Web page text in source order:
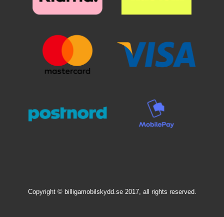
Copyright © billigamobilskydd.se 2017, all rights reserved.